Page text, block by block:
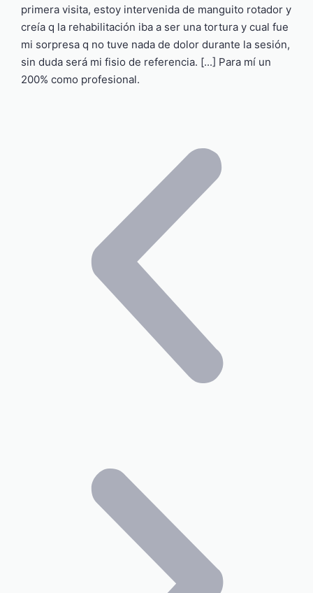
primera visita, estoy intervenida de manguito rotador y
creía q la rehabilitación iba a ser una tortura y cual fue
mi sorpresa q no tuve nada de dolor durante la sesión,
sin duda será mi fisio de referencia. [...] Para mí un
200% como profesional.